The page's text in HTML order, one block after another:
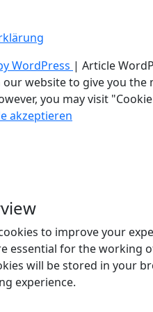
WordPress | Article
our website to give you
you may visit
akzeptieren
to improve your
essential for the working
will be stored in your
experience.